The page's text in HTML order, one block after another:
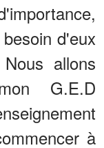
d'eux
allons
G.E.D
à